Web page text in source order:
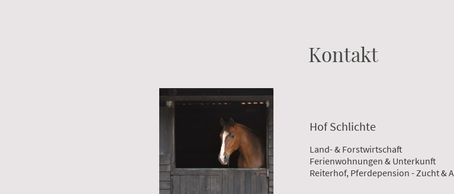
Kontakt
Hof Schlichte
Land- & Forstwirtschaft
Ferienwohnungen & Unterkunft
Reiterhof, Pferdepension - Zucht &